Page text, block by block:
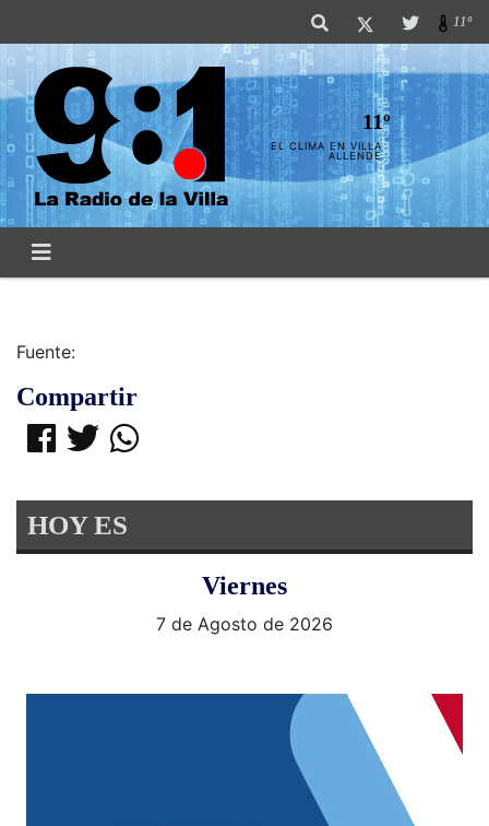
11º
11º
EL CLIMA EN VILLA
ALLENDE
Fuente:
Compartir
HOY ES
Viernes
7 de Agosto de 2026